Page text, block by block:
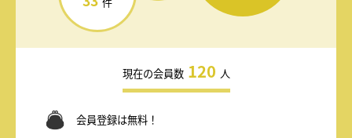
現在の会員数 120 人
会員登録は無料！